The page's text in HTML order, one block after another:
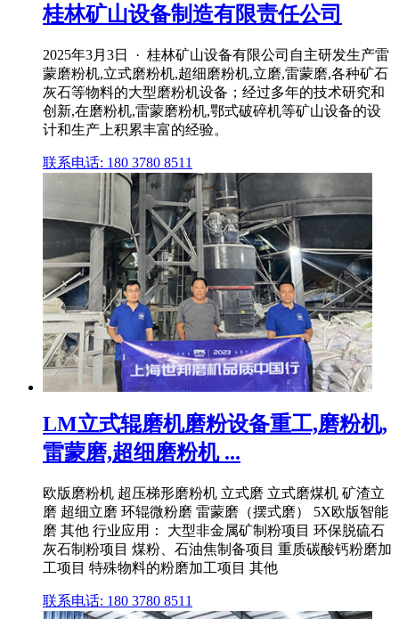
桂林矿山设备制造有限责任公司
2025年3月3日 · 桂林矿山设备有限公司自主研发生产雷
蒙磨粉机,立式磨粉机,超细磨粉机,立磨,雷蒙磨,各种矿石
灰石等物料的大型磨粉机设备；经过多年的技术研究和
创新,在磨粉机,雷蒙磨粉机,鄂式破碎机等矿山设备的设
计和生产上积累丰富的经验。
联系电话: 180 3780 8511
LM立式辊磨机磨粉设备重工,磨粉机,
雷蒙磨,超细磨粉机 ...
欧版磨粉机 超压梯形磨粉机 立式磨 立式磨煤机 矿渣立
磨 超细立磨 环辊微粉磨 雷蒙磨（摆式磨） 5X欧版智能
磨 其他 行业应用： 大型非金属矿制粉项目 环保脱硫石
灰石制粉项目 煤粉、石油焦制备项目 重质碳酸钙粉磨加
工项目 特殊物料的粉磨加工项目 其他
联系电话: 180 3780 8511